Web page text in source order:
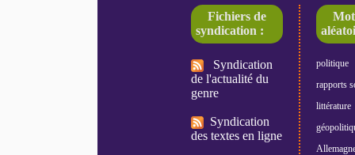
Fichiers de
syndication :
Syndication
de l'actualité du
genre
Syndication
des textes en ligne
politique
rapports
littérature